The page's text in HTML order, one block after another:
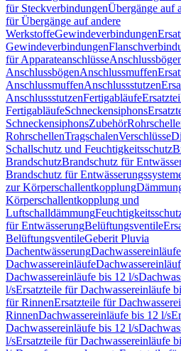
für SteckverbindungenÜbergänge auf
für Übergänge auf andere
WerkstoffeGewindeverbindungen
Gewindeverbindungen
für Apparateanschlüsse
AnschlussbögenAnschlussmuffen
AnschlussmuffenAnschlussstutzen
AnschlussstutzenFertigabläufe
FertigabläufeSchneckensiphons
SchneckensiphonsZubehör
RohrschellenTragschalenVerschlüsse
Schallschutz und Feuchtigkeitsschutz
BrandschutzBrandschutz für
Brandschutz für
zur Körperschallentkopplung
Körperschallentkopplung und
Luftschalldämmung
für EntwässerungBelüftungsventile
BelüftungsventileGeberit Pluvia
DachentwässerungDachwassereinläufe
Dachwassereinläufe
Dachwassereinläufe bis 12 l/s
l/sErsatzteile für Dachwassereinläufe
für RinnenErsatzteile für
RinnenDachwassereinläufe bis 12 l/s
Dachwassereinläufe bis 12 l/s
l/sErsatzteile für Dachwassereinläufe